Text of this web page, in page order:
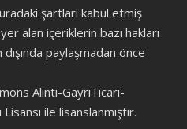
şartları kabul etmiş
yer alan içeriklerin bazı hakları
paylaşmadan önce
Alıntı-GayriTicari-
ile lisanslanmıştır.